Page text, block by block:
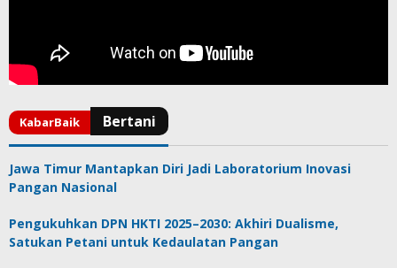
Jawa Timur Mantapkan Diri Jadi Laboratorium Inovasi
Pangan Nasional
Pengukuhkan DPN HKTI 2025–2030: Akhiri Dualisme,
Satukan Petani untuk Kedaulatan Pangan